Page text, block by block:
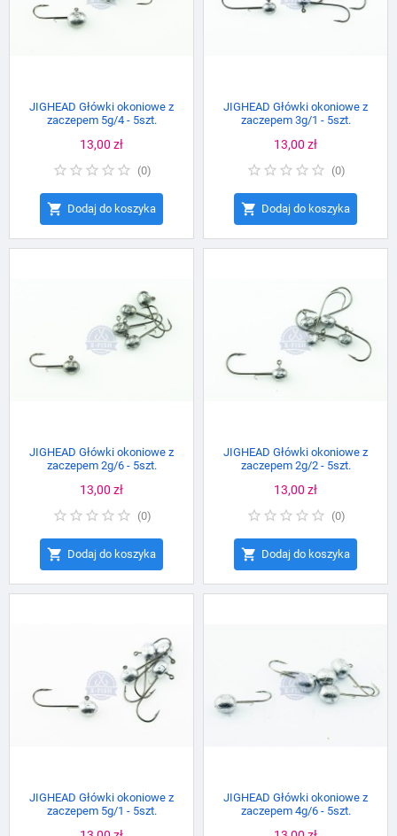
JIGHEAD Główki okoniowe z
zaczepem 5g/4 - 5szt.
Cena
13,00 zł
(0)
 Dodaj do koszyka
JIGHEAD Główki okoniowe z
zaczepem 3g/1 - 5szt.
Cena
13,00 zł
(0)
 Dodaj do koszyka
JIGHEAD Główki okoniowe z
zaczepem 2g/6 - 5szt.
Cena
13,00 zł
(0)
 Dodaj do koszyka
JIGHEAD Główki okoniowe z
zaczepem 2g/2 - 5szt.
Cena
13,00 zł
(0)
 Dodaj do koszyka
JIGHEAD Główki okoniowe z
zaczepem 5g/1 - 5szt.
JIGHEAD Główki okoniowe z
zaczepem 4g/6 - 5szt.